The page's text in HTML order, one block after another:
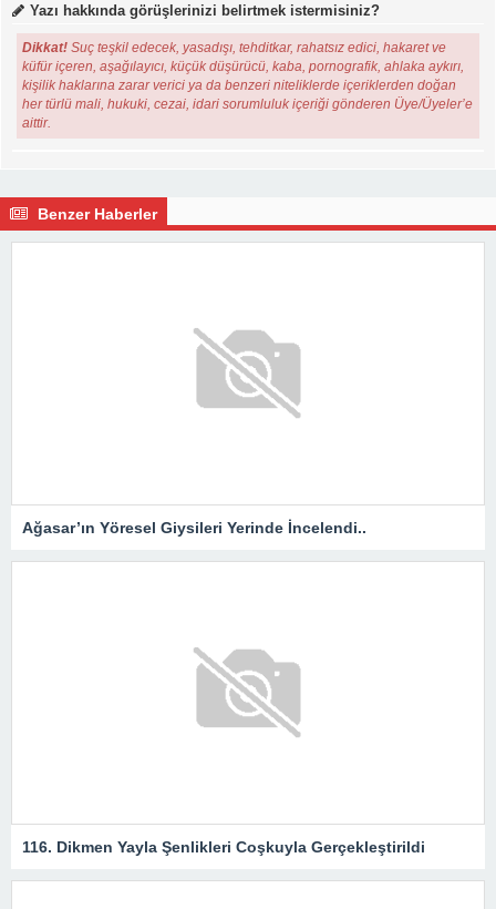
Yazı hakkında görüşlerinizi belirtmek istermisiniz?
Dikkat! Suç teşkil edecek, yasadışı, tehditkar, rahatsız edici, hakaret ve
küfür içeren, aşağılayıcı, küçük düşürücü, kaba, pornografik, ahlaka aykırı,
kişilik haklarına zarar verici ya da benzeri niteliklerde içeriklerden doğan
her türlü mali, hukuki, cezai, idari sorumluluk içeriği gönderen Üye/Üyeler’e
aittir.
Benzer Haberler
Ağasar’ın Yöresel Giysileri Yerinde İncelendi..
116. Dikmen Yayla Şenlikleri Coşkuyla Gerçekleştirildi